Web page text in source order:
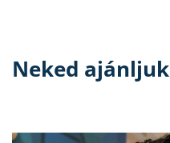
Neked ajánljuk